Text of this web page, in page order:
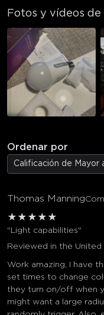
Fotos y vídeos
Ordenar por
Calificación de Mayor
Thomas Manning
★ ★ ★ ★ ★
"Light capabilities"
Reviewed in the
Work amazing, I have
set times to change
they turn on/off when
might want a large